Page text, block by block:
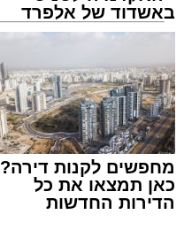
באשדוד של אלפרד
קריאולנסקי - לילדים
מחפשים לקנות דירה?
כאן תמצאו את כל
הדירות החדשות